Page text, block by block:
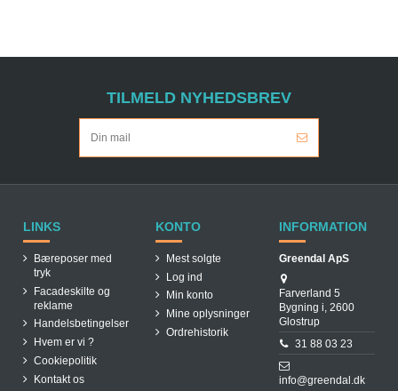
TILMELD NYHEDSBREV
LINKS
Bæreposer med
tryk
Facadeskilte og
reklame
Handelsbetingelser
Hvem er vi ?
Cookiepolitik
Kontakt os
KONTO
Mest solgte
Log ind
Min konto
Mine oplysninger
Ordrehistorik
INFORMATION
Greendal ApS
Farverland 5
Bygning i, 2600
Glostrup
31 88 03 23
info@greendal.dk